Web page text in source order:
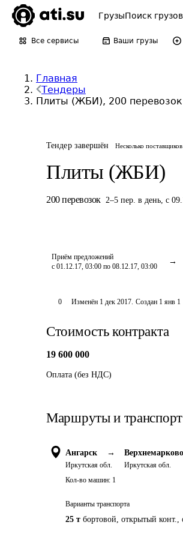
ГрузыПоиск грузов
Все сервисы Ваши грузы
Главная
Тендеры
Плиты (ЖБИ), 200 перевозок
Тендер завершён Несколько поставщиков
Плиты (ЖБИ)
200 перевозок 2–5 пер. в день, с
Приём предложений
с 01.12.17, 03:00 по 08.12.17, 03:00
0 Изменён 1 дек 2017. Создан 1 янв 1
Стоимость контракта
19 600 000
Оплата (без НДС)
Маршруты и транспорт
Ангарск →
Иркутская обл.
Верхнемарково
Иркутская обл.
Кол-во машин: 1
Варианты транспорта
25 т бортовой, открытый конт.,